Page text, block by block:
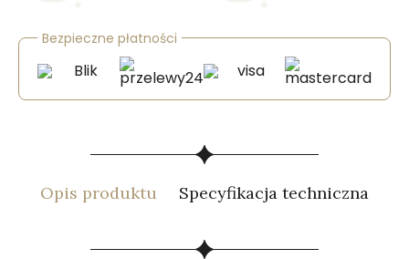
Bezpieczne płatności
Opis produktu Specyfikacja techniczna